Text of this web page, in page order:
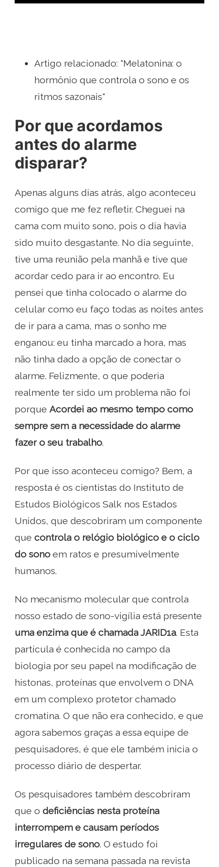
Artigo relacionado: "Melatonina: o
hormônio que controla o sono e os
ritmos sazonais"
Por que acordamos
antes do alarme
disparar?
Apenas alguns dias atrás, algo aconteceu
comigo que me fez refletir. Cheguei na
cama com muito sono, pois o dia havia
sido muito desgastante. No dia seguinte,
tive uma reunião pela manhã e tive que
acordar cedo para ir ao encontro. Eu
pensei que tinha colocado o alarme do
celular como eu faço todas as noites antes
de ir para a cama, mas o sonho me
enganou: eu tinha marcado a hora, mas
não tinha dado a opção de conectar o
alarme. Felizmente, o que poderia
realmente ter sido um problema não foi
porque Acordei ao mesmo tempo como
sempre sem a necessidade do alarme
fazer o seu trabalho.
Por que isso aconteceu comigo? Bem, a
resposta é os cientistas do Instituto de
Estudos Biológicos Salk nos Estados
Unidos, que descobriram um componente
que controla o relógio biológico e o ciclo
do sono em ratos e presumivelmente
humanos.
No mecanismo molecular que controla
nosso estado de sono-vigília está presente
uma enzima que é chamada JARID1a. Esta
partícula é conhecida no campo da
biologia por seu papel na modificação de
histonas, proteínas que envolvem o DNA
em um complexo protetor chamado
cromatina. O que não era conhecido, e que
agora sabemos graças a essa equipe de
pesquisadores, é que ele também inicia o
processo diário de despertar.
Os pesquisadores também descobriram
que o deficiências nesta proteína
interrompem e causam períodos
irregulares de sono. O estudo foi
publicado na semana passada na revista